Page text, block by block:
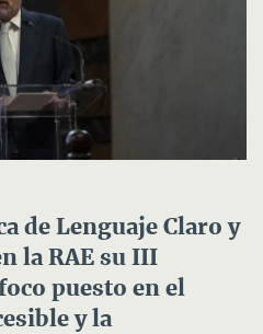
de Lenguaje Claro y
la RAE su III
puesto en el
y la